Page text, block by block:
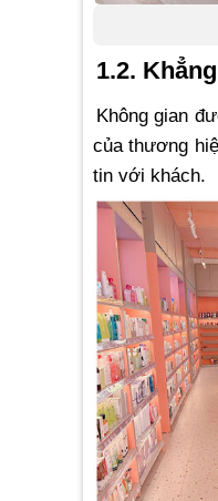
1.2.
Không gian
của thương
tin với khách.